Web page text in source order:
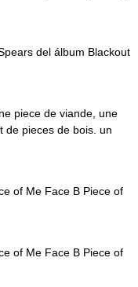
del álbum Blackout
piece de viande, une
de pieces de bois. un
of Me Face B Piece of
of Me Face B Piece of